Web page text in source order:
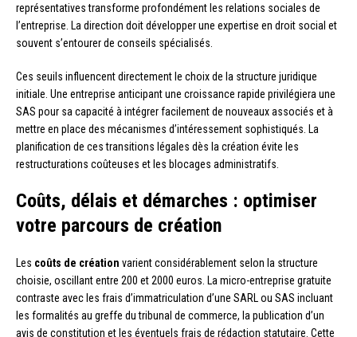
représentatives transforme profondément les relations sociales de
l’entreprise. La direction doit développer une expertise en droit social et
souvent s’entourer de conseils spécialisés.
Ces seuils influencent directement le choix de la structure juridique
initiale. Une entreprise anticipant une croissance rapide privilégiera une
SAS pour sa capacité à intégrer facilement de nouveaux associés et à
mettre en place des mécanismes d’intéressement sophistiqués. La
planification de ces transitions légales dès la création évite les
restructurations coûteuses et les blocages administratifs.
Coûts, délais et démarches : optimiser
votre parcours de création
Les coûts de création varient considérablement selon la structure
choisie, oscillant entre 200 et 2000 euros. La micro-entreprise gratuite
contraste avec les frais d’immatriculation d’une SARL ou SAS incluant
les formalités au greffe du tribunal de commerce, la publication d’un
avis de constitution et les éventuels frais de rédaction statutaire. Cette